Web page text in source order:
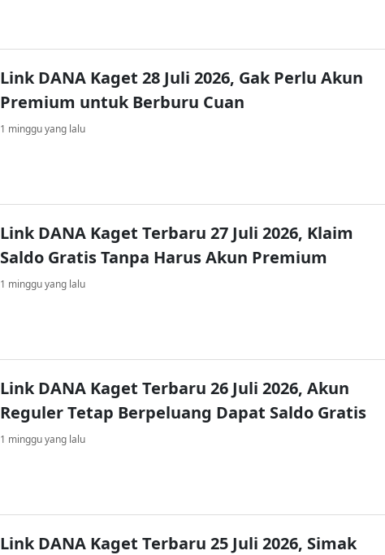
Link DANA Kaget 28 Juli 2026, Gak Perlu Akun
Premium untuk Berburu Cuan
1 minggu yang lalu
Link DANA Kaget Terbaru 27 Juli 2026, Klaim
Saldo Gratis Tanpa Harus Akun Premium
1 minggu yang lalu
Link DANA Kaget Terbaru 26 Juli 2026, Akun
Reguler Tetap Berpeluang Dapat Saldo Gratis
1 minggu yang lalu
Link DANA Kaget Terbaru 25 Juli 2026, Simak